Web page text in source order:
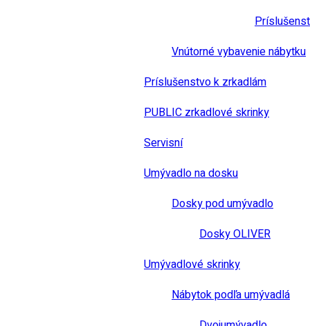
Vnútorné vybavenie nábytku
Príslušenstvo k zrkadlám
PUBLIC zrkadlové skrinky
Servisní
Umývadlo na dosku
Dosky pod umývadlo
Dosky OLIVER
Umývadlové skrinky
Nábytok podľa umývadlá